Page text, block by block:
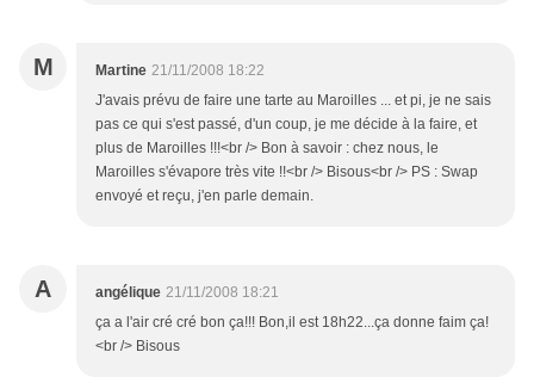
M Martine 21/11/2008 18:22
J'avais prévu de faire une tarte au Maroilles ... et pi, je ne sais
pas ce qui s'est passé, d'un coup, je me décide à la faire, et
plus de Maroilles !!!<br /> Bon à savoir : chez nous, le
Maroilles s'évapore très vite !!<br /> Bisous<br /> PS : Swap
envoyé et reçu, j'en parle demain.
A angélique 21/11/2008 18:21
ça a l'air cré cré bon ça!!! Bon,il est 18h22...ça donne faim ça!
<br /> Bisous